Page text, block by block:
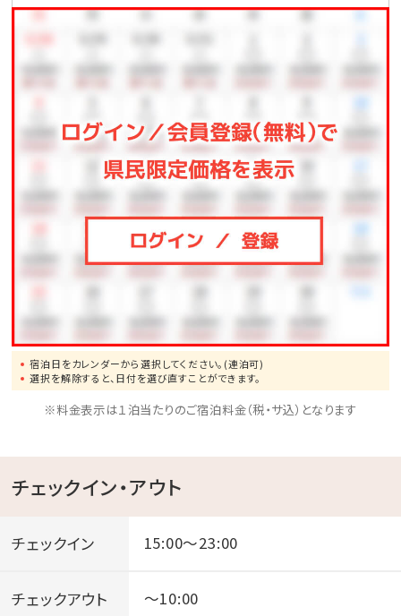
●一度は行ってみたい!美ら海水族館まで、車で約50分
●モンドセレクション受賞作品多数!御菓子御殿「恩納
店」まで、車で約2分
●崖の下に広がるエメラルドの美しい海!万座毛まで、
車で約10分
●ブセナリゾートの海中展望塔まで、車で約15分
●歴代琉球王の居城・首里城まで、車で約60分
宿泊日をカレンダーから選択してください。(連泊可)
選択を解除すると、日付を選び直すことができます。
※料金表示は１泊当たりのご宿泊料金（税・サ込）となります
チェックイン・アウト
チェックイン 15:00～23:00
チェックアウト ～10:00